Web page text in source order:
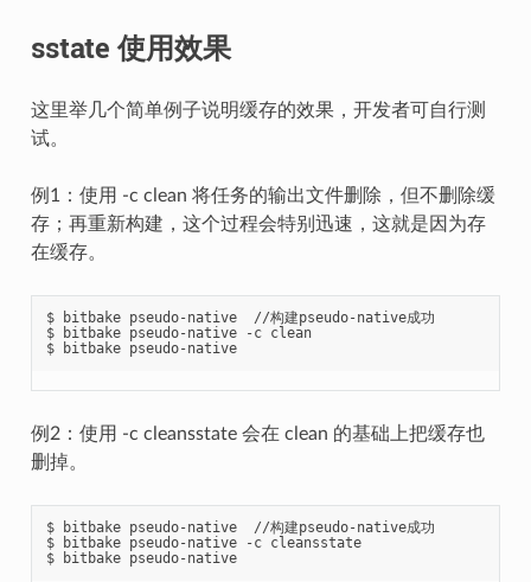
sstate 使用效果
这里举几个简单例子说明缓存的效果，开发者可自行测
试。
例1：使用 -c clean 将任务的输出文件删除，但不删除缓
存；再重新构建，这个过程会特别迅速，这就是因为存
在缓存。
$ bitbake pseudo-native  //构建pseudo-native成功
$ bitbake pseudo-native -c clean
$ bitbake pseudo-native
例2：使用 -c cleansstate 会在 clean 的基础上把缓存也
删掉。
$ bitbake pseudo-native  //构建pseudo-native成功
$ bitbake pseudo-native -c cleansstate
$ bitbake pseudo-native